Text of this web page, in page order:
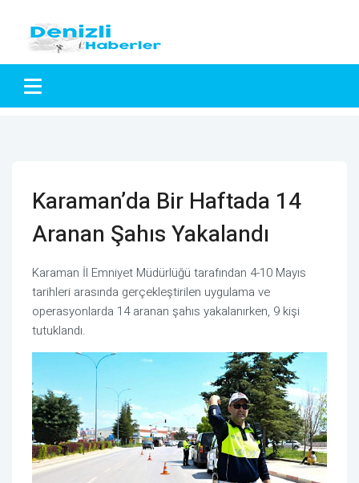
Karaman’da Bir Haftada 14
Aranan Şahıs Yakalandı
Karaman İl Emniyet Müdürlüğü tarafından 4-10 Mayıs
tarihleri arasında gerçekleştirilen uygulama ve
operasyonlarda 14 aranan şahıs yakalanırken, 9 kişi
tutuklandı.